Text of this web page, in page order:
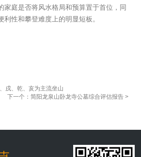
家庭是否将风水格局和预算置于首位，同
利性和攀登难度上的明显短板。
戌、乾、亥为主流坐山
下一个：简阳龙泉山卧龙寺公墓综合评估报告 >